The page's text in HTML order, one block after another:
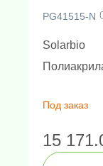
PG41515-N
Solarbio
Под заказ
15